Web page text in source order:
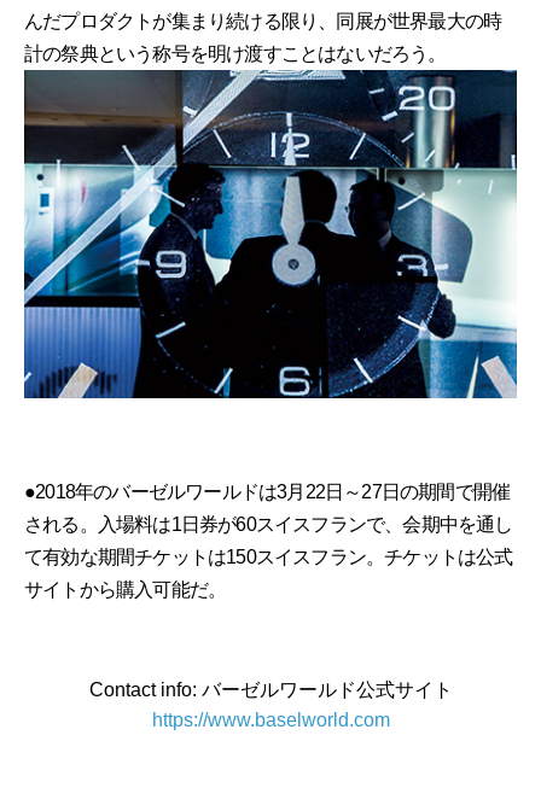
んだプロダクトが集まり続ける限り、同展が世界最大の時
計の祭典という称号を明け渡すことはないだろう。
●2018年のバーゼルワールドは3月22日～27日の期間で開催
される。入場料は1日券が60スイスフランで、会期中を通し
て有効な期間チケットは150スイスフラン。チケットは公式
サイトから購入可能だ。
Contact info: バーゼルワールド公式サイト
https://www.baselworld.com